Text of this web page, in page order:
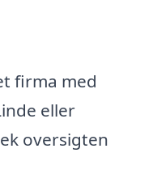
firma med
eller
oversigten